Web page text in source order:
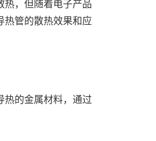
热，但随着电子产品
热管的散热效果和应
热的金属材料，通过